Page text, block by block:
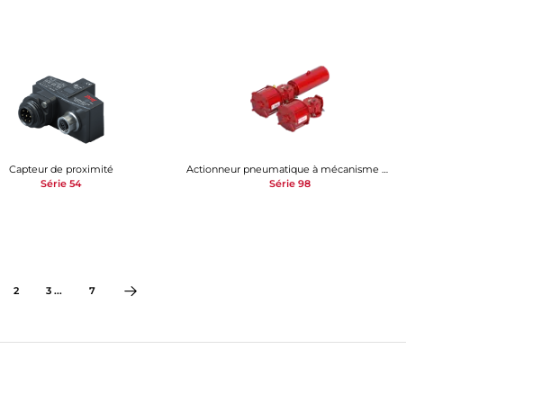
Capteur de proximité
Série 54
Actionneur pneumatique à mécanisme bielle-manivelle
Série 98
2 3 ... 7